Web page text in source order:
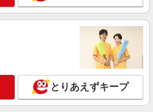
とりあえずキープ